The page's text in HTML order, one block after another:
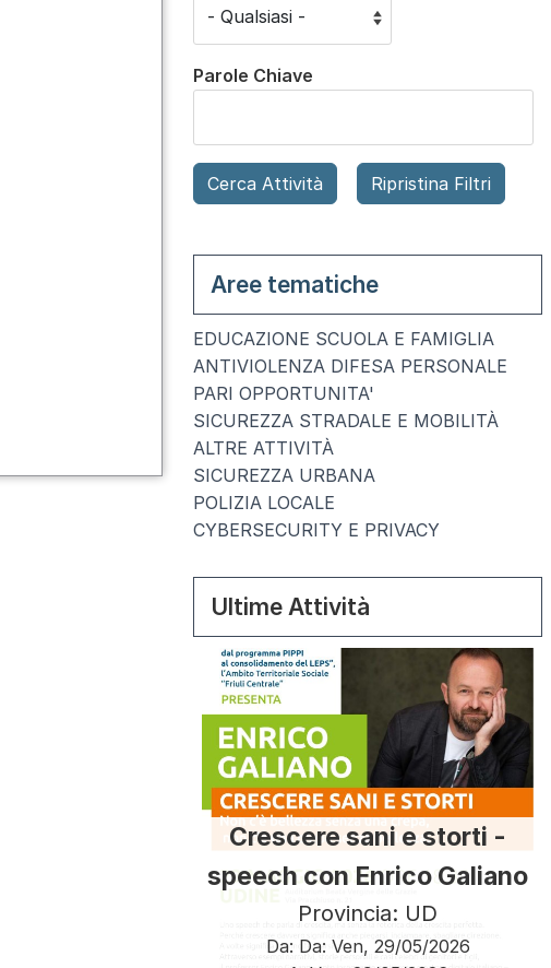
Parole Chiave
Aree tematiche
EDUCAZIONE SCUOLA E FAMIGLIA
ANTIVIOLENZA DIFESA PERSONALE
PARI OPPORTUNITA'
SICUREZZA STRADALE E MOBILITÀ
ALTRE ATTIVITÀ
SICUREZZA URBANA
POLIZIA LOCALE
CYBERSECURITY E PRIVACY
Ultime Attività
Crescere sani e storti -
speech con Enrico Galiano
Provincia: UD
Da: Da: Ven, 29/05/2026